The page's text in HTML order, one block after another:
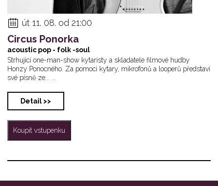
út 11. 08. od 21:00
Circus Ponorka
acoustic pop - folk -soul
Strhující one-man-show kytaristy a skladatele filmové hudby
Honzy Ponocného. Za pomoci kytary, mikrofonů a looperů představí
své písně ze... ...
Detail >>
Koupit vstupenku